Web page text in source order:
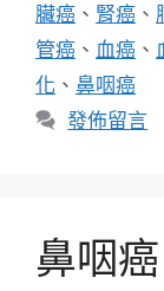
臟癌 、 腎癌 、
管癌 、 血癌 、
化 、 鼻咽癌
發佈留言
鼻咽癌